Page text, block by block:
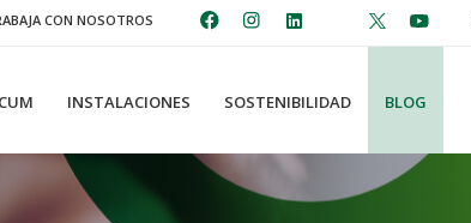
CON NOSOTROS
INSTALACIONES SOSTENIBILIDAD BLOG